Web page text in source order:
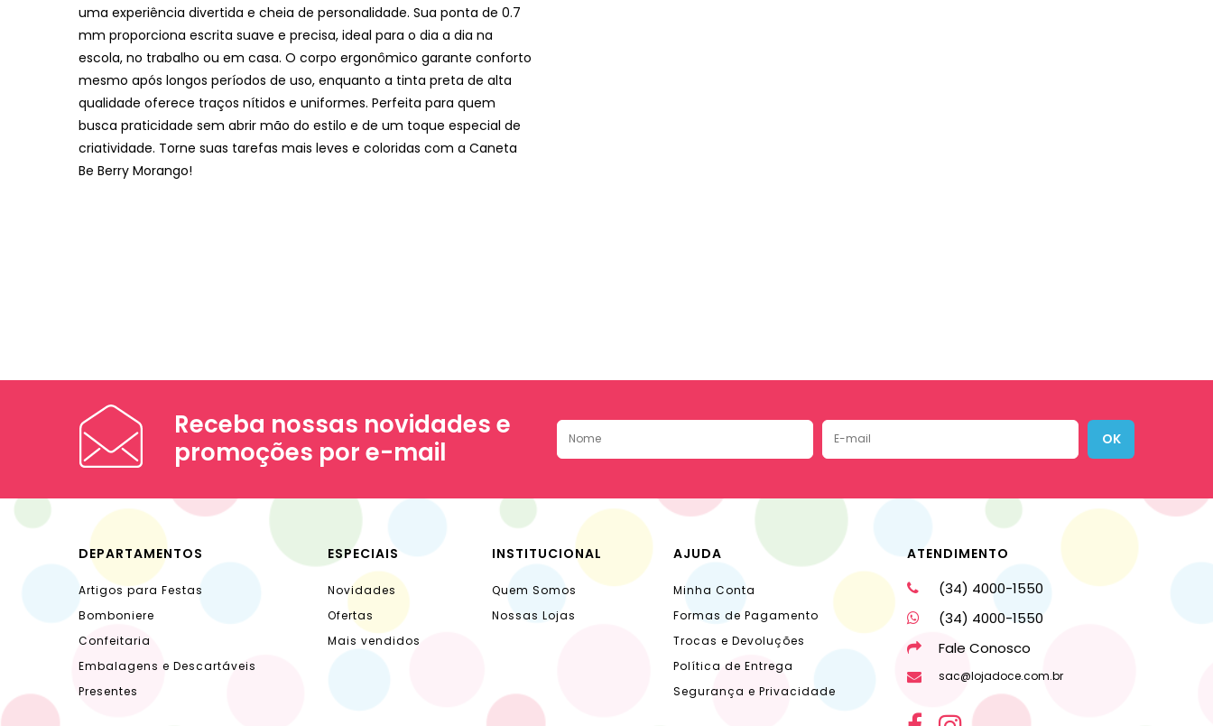
uma experiência divertida e cheia de personalidade. Sua ponta de 0.7
mm proporciona escrita suave e precisa, ideal para o dia a dia na
escola, no trabalho ou em casa. O corpo ergonômico garante conforto
mesmo após longos períodos de uso, enquanto a tinta preta de alta
qualidade oferece traços nítidos e uniformes. Perfeita para quem
busca praticidade sem abrir mão do estilo e de um toque especial de
criatividade. Torne suas tarefas mais leves e coloridas com a Caneta
Be Berry Morango!
Receba nossas novidades e
promoções por e-mail
OK
DEPARTAMENTOS
Artigos para Festas
Bomboniere
Confeitaria
Embalagens e Descartáveis
Presentes
ESPECIAIS
Novidades
Ofertas
Mais vendidos
INSTITUCIONAL
Quem Somos
Nossas Lojas
AJUDA
Minha Conta
Formas de Pagamento
Trocas e Devoluções
Política de Entrega
Segurança e Privacidade
ATENDIMENTO
(34) 4000-1550
(34) 4000-1550
Fale Conosco
sac@lojadoce.com.br